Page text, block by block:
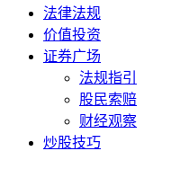
法律法规
价值投资
证券广场
法规指引
股民索赔
财经观察
炒股技巧